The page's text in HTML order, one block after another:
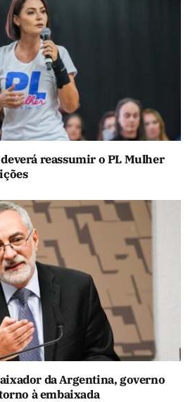
reassumir o PL Mulher
da Argentina, governo
à embaixada